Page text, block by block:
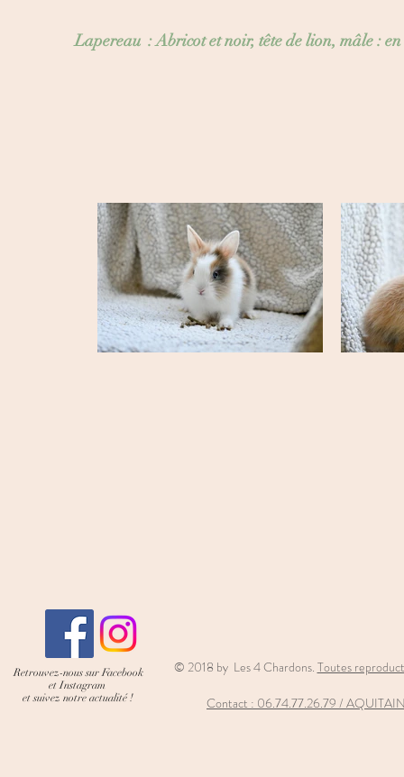
Lapereau :Abricotet noir, tête de lion, mâle :
Retrouvez-nous sur Facebook
et Instagram
et suivez notre actualité !
© 2018 by Les 4 Chardons. Toutes
Contact : 06.74.77.26.79 /